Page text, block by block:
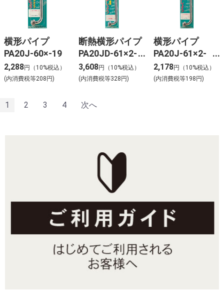
横形パイプ
PA20J-60×-19
2,288円（10%税込）
(内消費税等208円)
断熱横形パイプ
PA20JD-61×2-
16×240
3,608円（10%税込）
(内消費税等328円)
横形パイプ
PA20J-61×2-
16×240
2,178円（10%税込）
(内消費税等198円)
1 2 3 4 次へ